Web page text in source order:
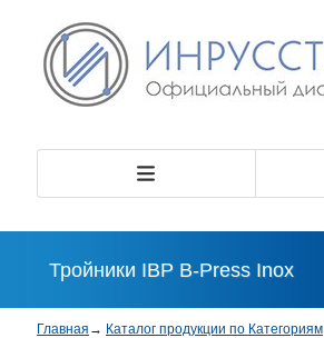
Тройники IBP B-Press Inox
Главная → Каталог продукции по Категориям